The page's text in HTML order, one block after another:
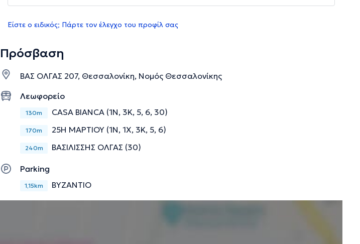
Είστε ο ειδικός; Πάρτε τον έλεγχο του προφίλ σας
Πρόσβαση
ΒΑΣ ΟΛΓΑΣ 207, Θεσσαλονίκη, Νομός Θεσσαλονίκης
Λεωφορείο
130m CASA BIANCA (1Ν, 3Κ, 5, 6, 30)
170m 25Η ΜΑΡΤΙΟΥ (1Ν, 1X, 3Κ, 5, 6)
240m ΒΑΣΙΛΙΣΣΗΣ ΟΛΓΑΣ (30)
Parking
1,15km ΒΥΖΑΝΤΙΟ